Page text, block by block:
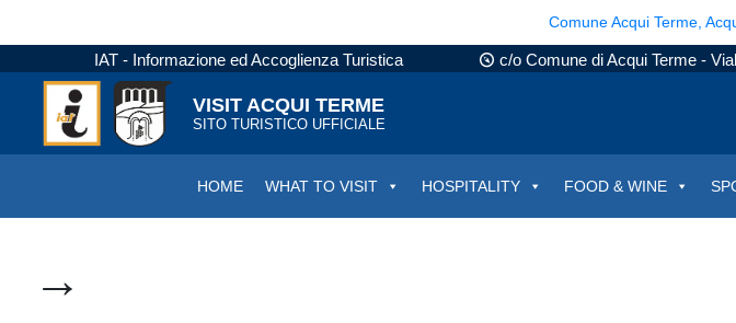
Comune Acqui Terme,
IAT - Informazione ed Accoglienza Turistica c/o Comune di Acqui Terme -
VISIT ACQUI TERME
SITO TURISTICO UFFICIALE
HOME WHAT TO VISIT HOSPITALITY FOOD & WINE
→